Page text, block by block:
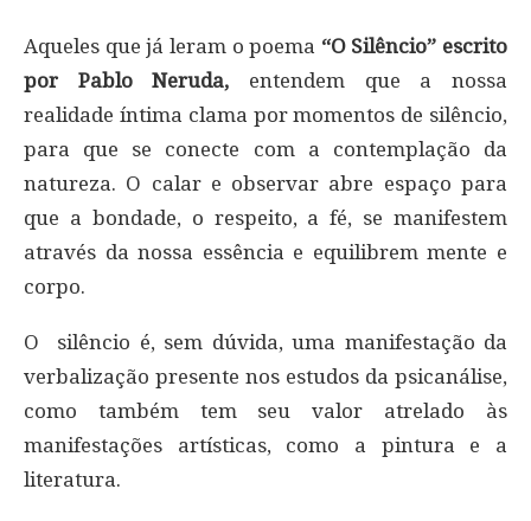
Aqueles que já leram o poema “O Silêncio” escrito
por Pablo Neruda, entendem que a nossa
realidade íntima clama por momentos de silêncio,
para que se conecte com a contemplação da
natureza. O calar e observar abre espaço para
que a bondade, o respeito, a fé, se manifestem
através da nossa essência e equilibrem mente e
corpo.
O silêncio é, sem dúvida, uma manifestação da
verbalização presente nos estudos da psicanálise,
como também tem seu valor atrelado às
manifestações artísticas, como a pintura e a
literatura.